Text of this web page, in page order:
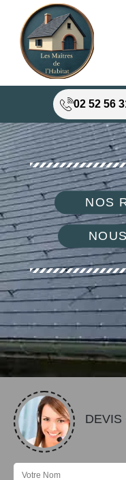
02 52 56
NOS
DEVIS